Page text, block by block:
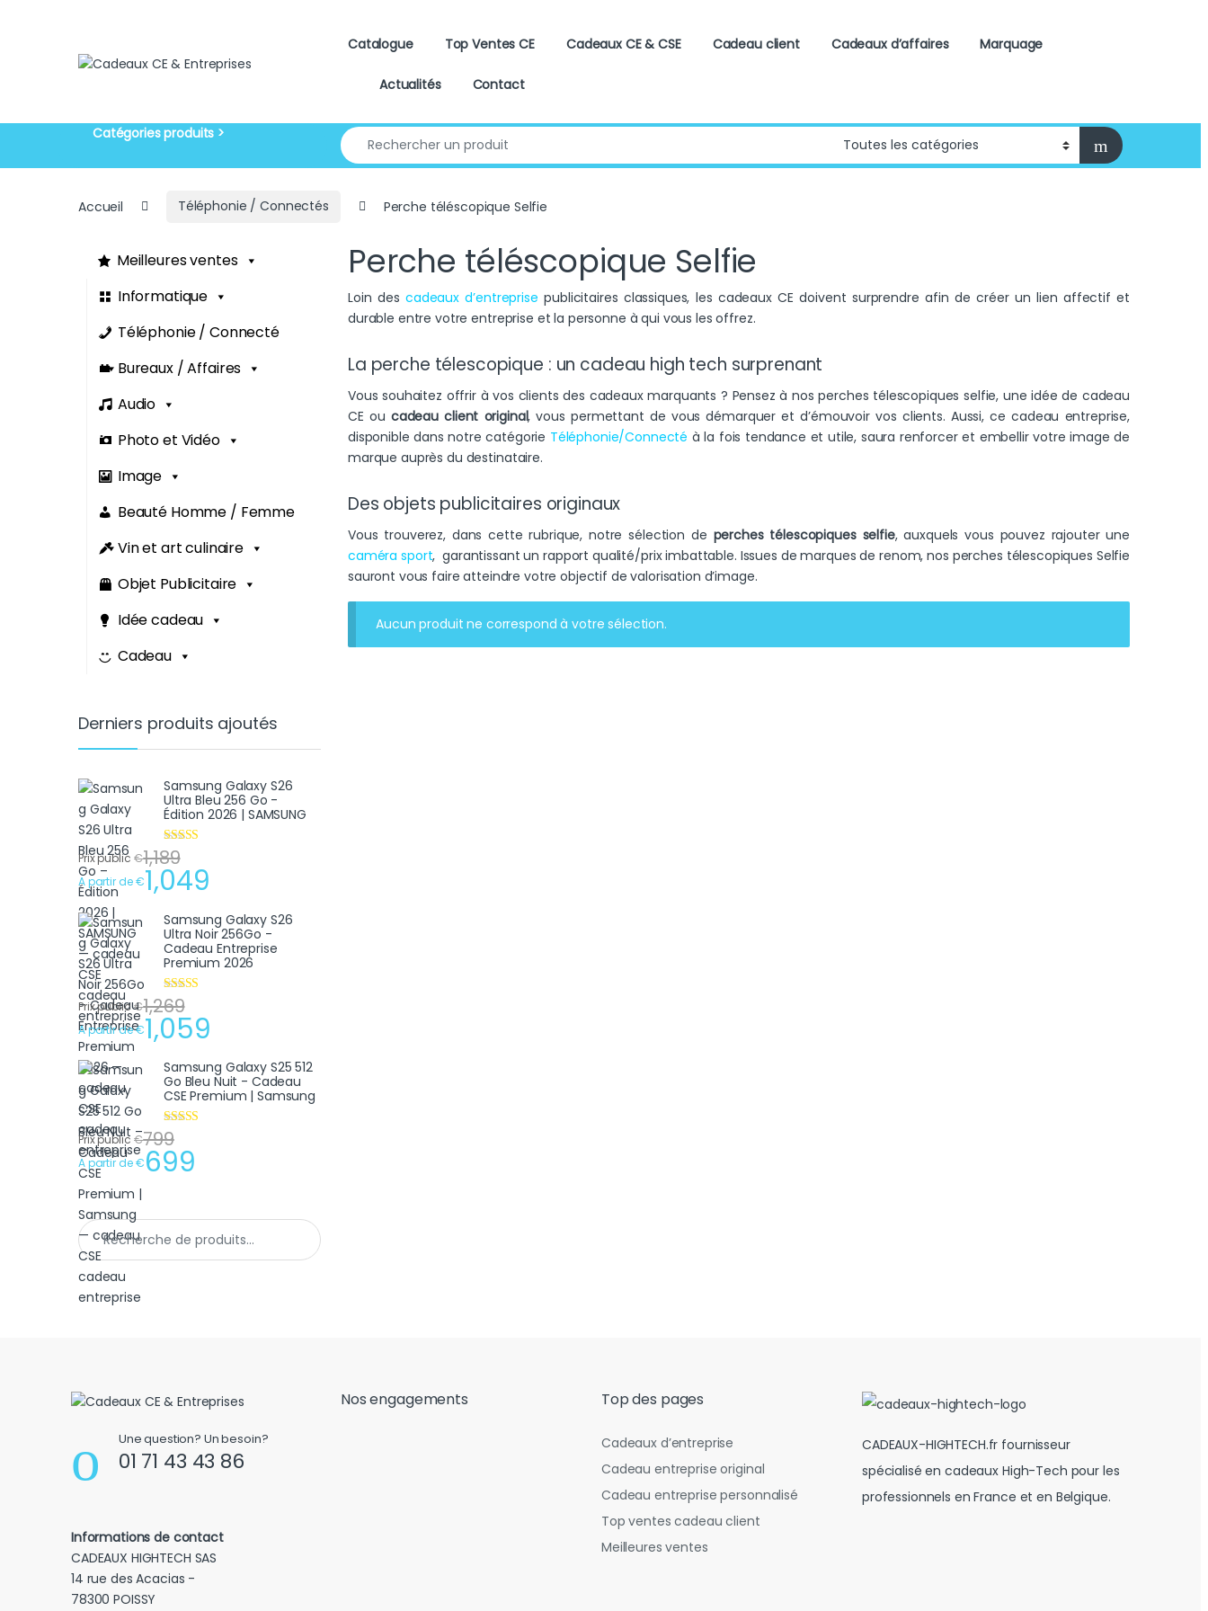
Catalogue
Top Ventes CE Cadeaux CE & CSE Cadeau client Cadeaux d’affaires Marquage
Actualités Contact
Search for:
Accueil Téléphonie / Connectés Perche téléscopique Selfie
Perche téléscopique Selfie
Loin des cadeaux d’entreprise publicitaires classiques, les cadeaux CE doivent surprendre afin de créer un lien affectif et
durable entre votre entreprise et la personne à qui vous les offrez.
La perche télescopique : un cadeau high tech surprenant
Vous souhaitez offrir à vos clients des cadeaux marquants ? Pensez à nos perches télescopiques selfie, une idée de cadeau
CE ou cadeau client original, vous permettant de vous démarquer et d’émouvoir vos clients. Aussi, ce cadeau entreprise,
disponible dans notre catégorie Téléphonie/Connecté à la fois tendance et utile, saura renforcer et embellir votre image de
marque auprès du destinataire.
Des objets publicitaires originaux
Vous trouverez, dans cette rubrique, notre sélection de perches télescopiques selfie, auxquels vous pouvez rajouter une
caméra sport, garantissant un rapport qualité/prix imbattable. Issues de marques de renom, nos perches télescopiques Selfie
sauront vous faire atteindre votre objectif de valorisation d’image.
Aucun produit ne correspond à votre sélection.
Meilleures ventes
Informatique
Téléphonie / Connecté
Bureaux / Affaires
Audio
Photo et Vidéo
Image
Beauté Homme / Femme
Vin et art culinaire
Objet Publicitaire
Idée cadeau
Cadeau
Derniers produits ajoutés
Samsung Galaxy S26
Ultra Bleu 256 Go -
Édition 2026 | SAMSUNG
Note
sur 5
Prix public €1,189
A partir de €1,049
Samsung Galaxy S26
Ultra Noir 256Go -
Cadeau Entreprise
Premium 2026
Note
sur 5
Prix public €1,269
A partir de €1,059
Samsung Galaxy S25 512
Go Bleu Nuit - Cadeau
CSE Premium | Samsung
Note
sur 5
Prix public €799
A partir de €699
Recherche pour :
Une question? Un besoin?
01 71 43 43 86
Informations de contact
CADEAUX HIGHTECH SAS
14 rue des Acacias -
78300 POISSY
Nos engagements Top des pages
Cadeaux d’entreprise
Cadeau entreprise original
Cadeau entreprise personnalisé
Top ventes cadeau client
Meilleures ventes
CADEAUX-HIGHTECH.fr fournisseur
spécialisé en cadeaux High-Tech pour les
professionnels en France et en Belgique.